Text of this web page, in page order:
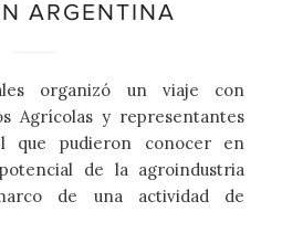
ARGENTINA
organizó un viaje con
Agrícolas y representantes
que pudieron conocer en
de la agroindustria
de una actividad de